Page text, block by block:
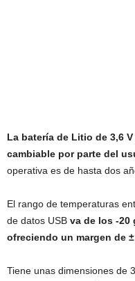
La batería de Litio de 3,6
cambiable por parte del
operativa es de hasta dos
El rango de temperaturas
de datos USB va de los -20
ofreciendo un margen de
Tiene unas dimensiones de